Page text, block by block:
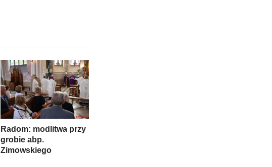
Radom: modlitwa przy
grobie abp.
Zimowskiego